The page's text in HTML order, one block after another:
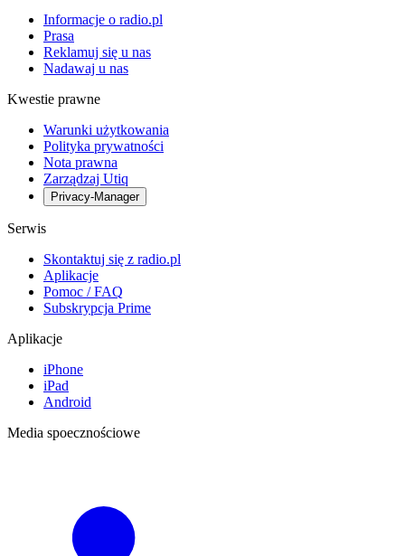
Informacje o radio.pl
Prasa
Reklamuj się u nas
Nadawaj u nas
Kwestie prawne
Warunki użytkowania
Polityka prywatności
Nota prawna
Zarządzaj Utiq
Privacy-Manager
Serwis
Skontaktuj się z radio.pl
Aplikacje
Pomoc / FAQ
Subskrypcja Prime
Aplikacje
iPhone
iPad
Android
Media spoecznościowe